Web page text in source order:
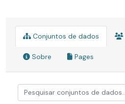
Conjuntos de dados
Sobre Pages